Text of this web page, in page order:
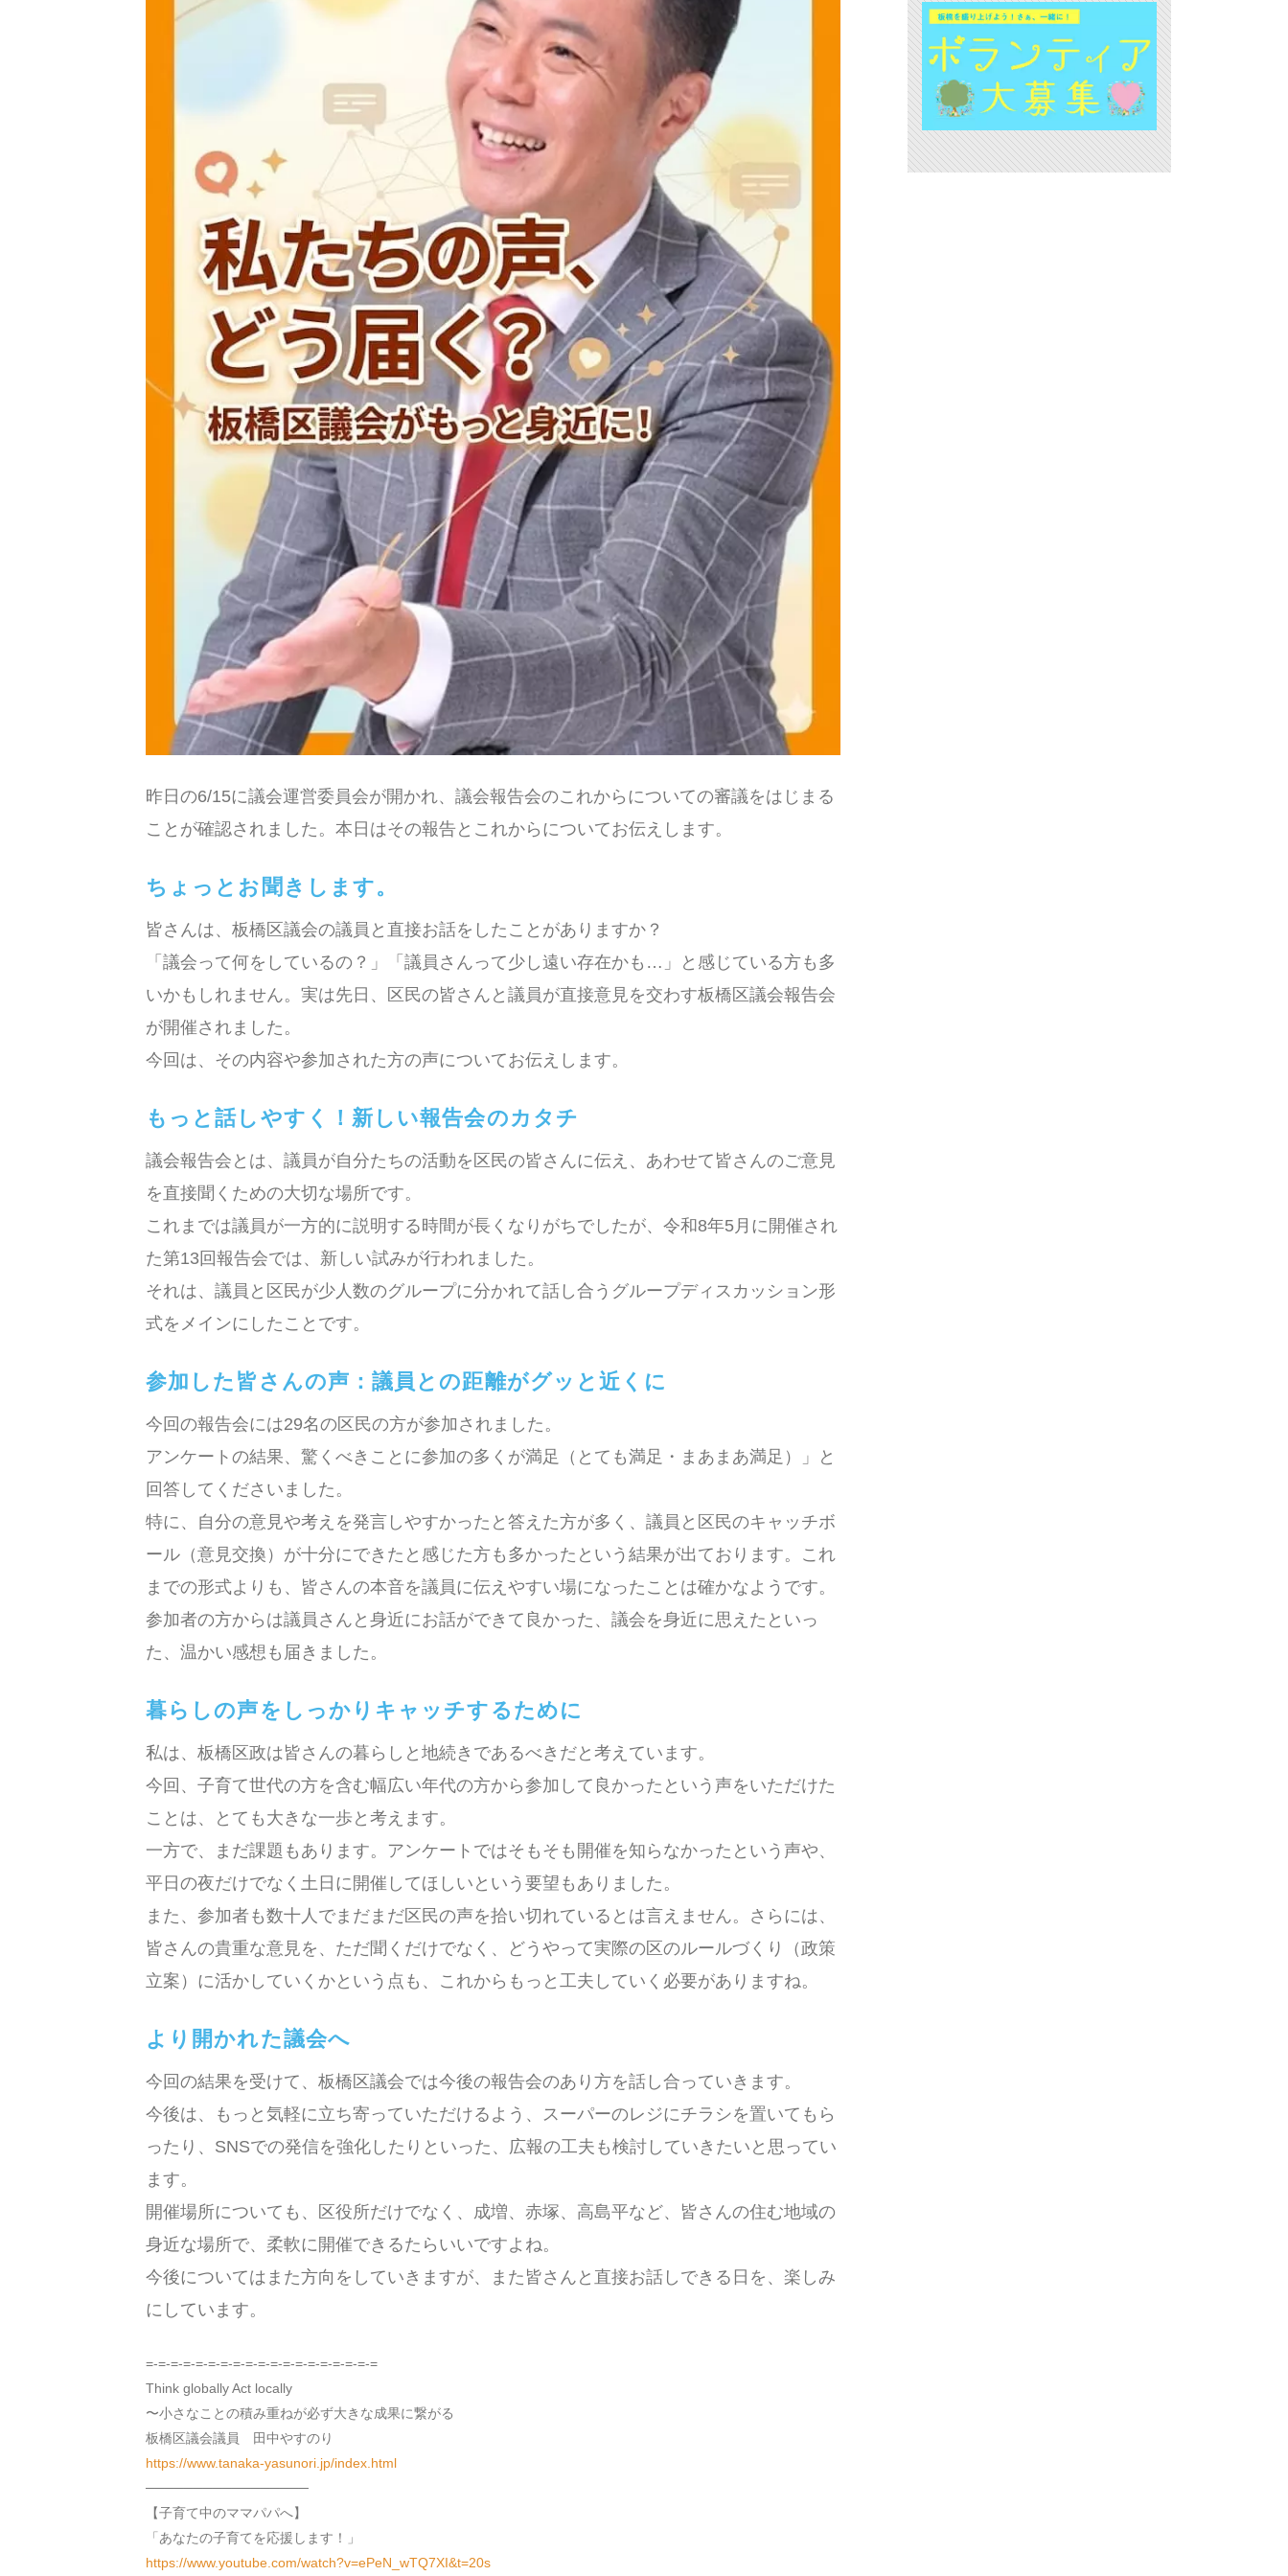
昨日の6/15に議会運営委員会が開かれ、議会報告会のこれからについての審議をはじまる
ことが確認されました。本日はその報告とこれからについてお伝えします。
ちょっとお聞きします。
皆さんは、板橋区議会の議員と直接お話をしたことがありますか？
「議会って何をしているの？」「議員さんって少し遠い存在かも…」と感じている方も多
いかもしれません。実は先日、区民の皆さんと議員が直接意見を交わす板橋区議会報告会
が開催されました。
今回は、その内容や参加された方の声についてお伝えします。
もっと話しやすく！新しい報告会のカタ チ
議会報告会とは、議員が自分たちの活動を区民の皆さんに伝え、あわせて皆さんのご意見
を直接聞くための大切な場所です。
これまでは議員が一方的に説明する時間が長くなりがちでしたが、令和8年5月に開催され
た第13回報告会では、新しい試みが行われました。
それは、議員と区民が少人数のグループに分かれて話し合うグループディスカッション形
式をメインにしたことです。
参加した皆さんの声：議員との距離がグッと近くに
今回の報告会には29名の区民の方が参加されました。
アンケートの結果、驚くべきことに参加の多くが満足（とても満足・まあまあ満足）」と
回答してくださいました。
特に、自分の意見や考えを発言しやすかったと答えた方が多く、議員と区民のキャッチボ
ール（意見交換）が十分にできたと感じた方も多かったという結果が出ております。これ
までの形式よりも、皆さんの本音を議員に伝えやすい場になったことは確かなようです。
参加者の方からは議員さんと身近にお話ができて良かった、議会を身近に思えたといっ
た、温かい感想も届きました。
暮らしの声をしっかりキャッチするために
私は、板橋区政は皆さんの暮らしと地続きであるべきだと考えています。
今回、子育て世代の方を含む幅広い年代の方から参加して良かったという声をいただけた
ことは、とても大きな一歩と考えます。
一方で、まだ課題もあります。アンケートではそもそも開催を知らなかったという声や、
平日の夜だけでなく土日に開催してほしいという要望もありました。
また、参加者も数十人でまだまだ区民の声を拾い切れているとは言えません。さらには、
皆さんの貴重な意見を、ただ聞くだけでなく、どうやって実際の区のルールづくり（政策
立案）に活かしていくかという点も、これからもっと工夫していく必要がありますね。
より開かれた議会へ
今回の結果を受けて、板橋区議会では今後の報告会のあり方を話し合っていきます。
今後は、もっと気軽に立ち寄っていただけるよう、スーパーのレジにチラシを置いてもら
ったり、SNSでの発信を強化したりといった、広報の工夫も検討していきたいと思ってい
ます。
開催場所についても、区役所だけでなく、成増、赤塚、高島平など、皆さんの住む地域の
身近な場所で、柔軟に開催できるたらいいですよね。
今後についてはまた方向をしていきますが、また皆さんと直接お話しできる日を、楽しみ
にしています。
=-=-=-=-=-=-=-=-=-=-=-=-=-=-=-=-=-=-=
Think globally Act locally
〜小さなことの積み重ねが必ず大きな成果に繋がる
板橋区議会議員 田中やすのり
https://www.tanaka-yasunori.jp/index.html
─────────────────
【子育て中のママパパへ】
「あなたの子育てを応援します！」
https://www.youtube.com/watch?v=ePeN_wTQ7XI&t=20s